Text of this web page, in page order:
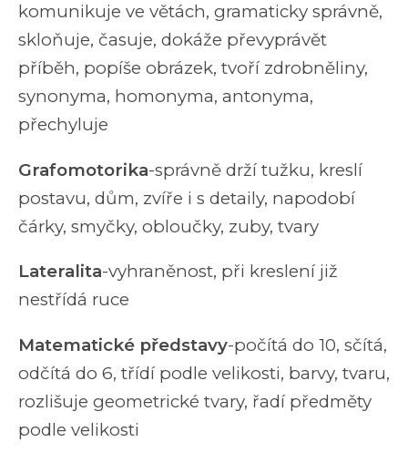
komunikuje ve větách, gramaticky správně,
skloňuje, časuje, dokáže převyprávět
příběh, popíše obrázek, tvoří zdrobněliny,
synonyma, homonyma, antonyma,
přechyluje
Grafomotorika-správně drží tužku, kreslí
postavu, dům, zvíře i s detaily, napodobí
čárky, smyčky, obloučky, zuby, tvary
Lateralita-vyhraněnost, při kreslení již
nestřídá ruce
Matematické představy-počítá do 10, sčítá,
odčítá do 6, třídí podle velikosti, barvy, tvaru,
rozlišuje geometrické tvary, řadí předměty
podle velikosti